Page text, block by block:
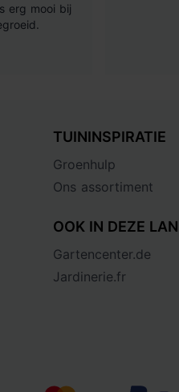
erg mooi bij
TUININSPIRATIE
Groenhulp
Ons assortiment
OOK IN DEZE
Gartencenter.de
Jardinerie.fr